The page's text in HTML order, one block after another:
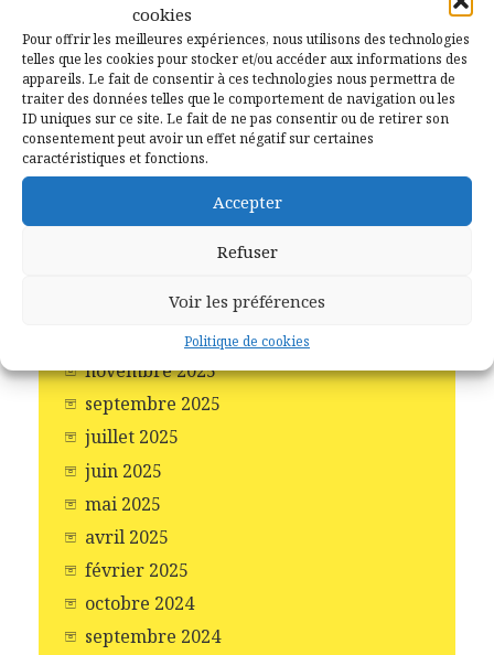
cookies
Pour offrir les meilleures expériences, nous utilisons des technologies
telles que les cookies pour stocker et/ou accéder aux informations des
appareils. Le fait de consentir à ces technologies nous permettra de
traiter des données telles que le comportement de navigation ou les
ID uniques sur ce site. Le fait de ne pas consentir ou de retirer son
consentement peut avoir un effet négatif sur certaines
caractéristiques et fonctions.
Accepter
Refuser
Voir les préférences
Politique de cookies
Archives
juillet 2026
juin 2026
janvier 2026
décembre 2025
novembre 2025
septembre 2025
juillet 2025
juin 2025
mai 2025
avril 2025
février 2025
octobre 2024
septembre 2024